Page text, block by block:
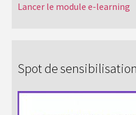
Lancer le module e-learning
Spot de